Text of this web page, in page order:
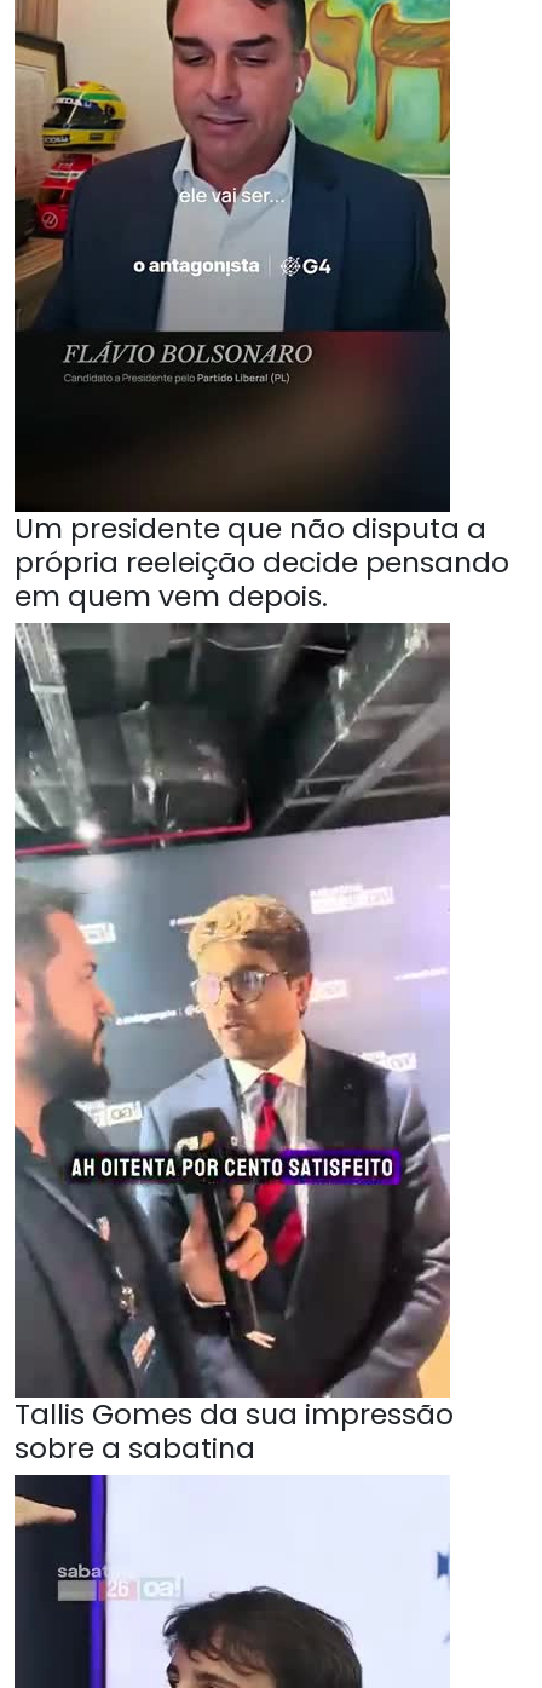
Um presidente que não disputa a
própria reeleição decide pensando
em quem vem depois.
Tallis Gomes da sua impressão
sobre a sabatina